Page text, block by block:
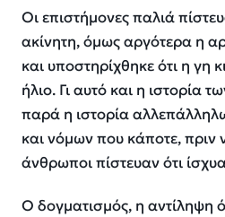
Οι επιστήμονες παλιά
ακίνητη, όμως αργότερα η
και υποστηρίχθηκε ότι η γη
ήλιο. Γι αυτό και η ιστορία
παρά η ιστορία
και νόμων που κάποτε, πριν
άνθρωποι πίστευαν ότι
Ο δογματισμός, η αντίληψη